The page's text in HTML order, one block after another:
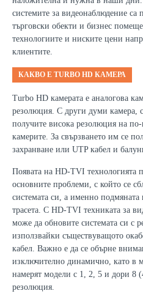
системите за видеонаблюдение са
търговски обекти и бизнес
технологиите и ниските цени
клиентите.
КАКВО Е TURBO HD КАМЕРА
Turbo HD камерата е аналогова
резолюция. С други думи камера,
получите висока резолюция на
камерите. За свързването им се
захранване или UTPкабел и
Появата на HD-TVI технологията
основните проблеми, с който се
системата си, а именно подмяната
трасета. С HD-TVI техниката за
може да обновите системата си с
използвайки съществуващото
кабел. Важно е да се обърне
изключително динамично, като в
намерят модели с 1, 2, 5 и дори 8
резолюция.